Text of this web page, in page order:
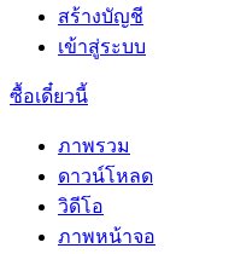
สร้างบัญชี
เข้าสู่ระบบ
ซื้อเดี๋ยวนี้
ภาพรวม
ดาวน์โหลด
วิดีโอ
ภาพหน้าจอ